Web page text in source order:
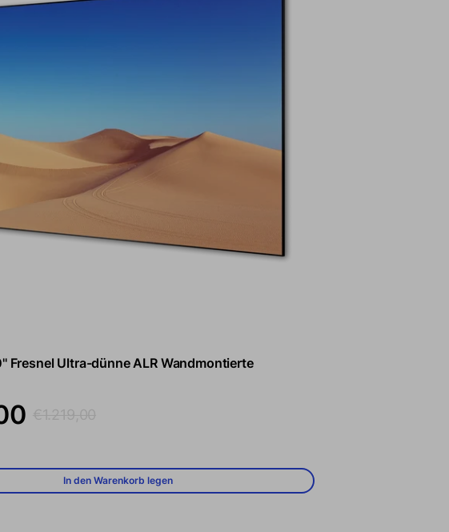
Fresnel Ultra-dünne ALR Wandmontierte
In den Warenkorb legen